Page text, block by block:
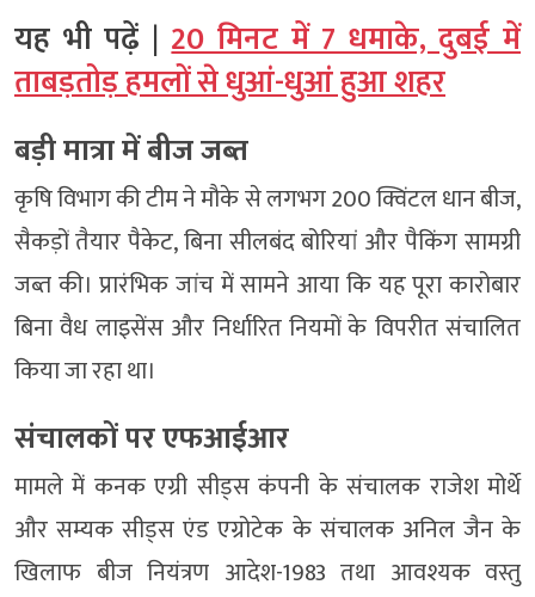
यह भी पढ़ें |20 मिनट में 7 धमाके, दुबई में
ताबड़तोड़ हमलों से धुआं-धुआं हुआ शहर
बड़ी मात्रा में बीज जब्त
कृषि विभाग की टीम ने मौके से लगभग 200 क्विंटल धान बीज,
सैकड़ों तैयार पैकेट, बिना सीलबंद बोरियां और पैकिंग सामग्री
जब्त की। प्रारंभिक जांच में सामने आया कि यह पूरा कारोबार
बिना वैध लाइसेंस और निर्धारित नियमों के विपरीत संचालित
किया जा रहा था।
संचालकों पर एफआईआर
मामले में कनक एग्री सीड्स कंपनी के संचालक राजेश मोर्थे
और सम्यक सीड्स एंड एग्रोटेक के संचालक अनिल जैन के
खिलाफ बीज नियंत्रण आदेश-1983 तथा आवश्यक वस्तु